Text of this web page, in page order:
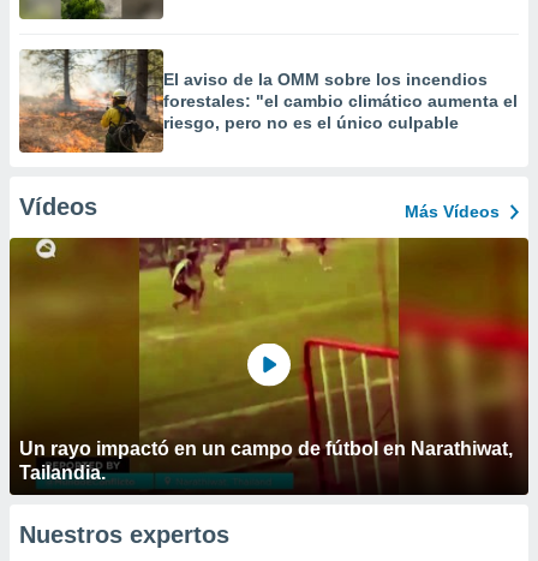
El aviso de la OMM sobre los incendios
forestales: "el cambio climático aumenta el
riesgo, pero no es el único culpable
Vídeos Más Vídeos
Un rayo impactó en un campo de fútbol en Narathiwat,
Tailandia.
Nuestros expertos